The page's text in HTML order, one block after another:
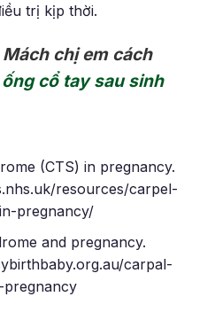
trị kịp thời.
chị em cách
cổ tay sau sinh
(CTS) in pregnancy.
resources/carpel-
pregnancy/
and pregnancy.
carpal-